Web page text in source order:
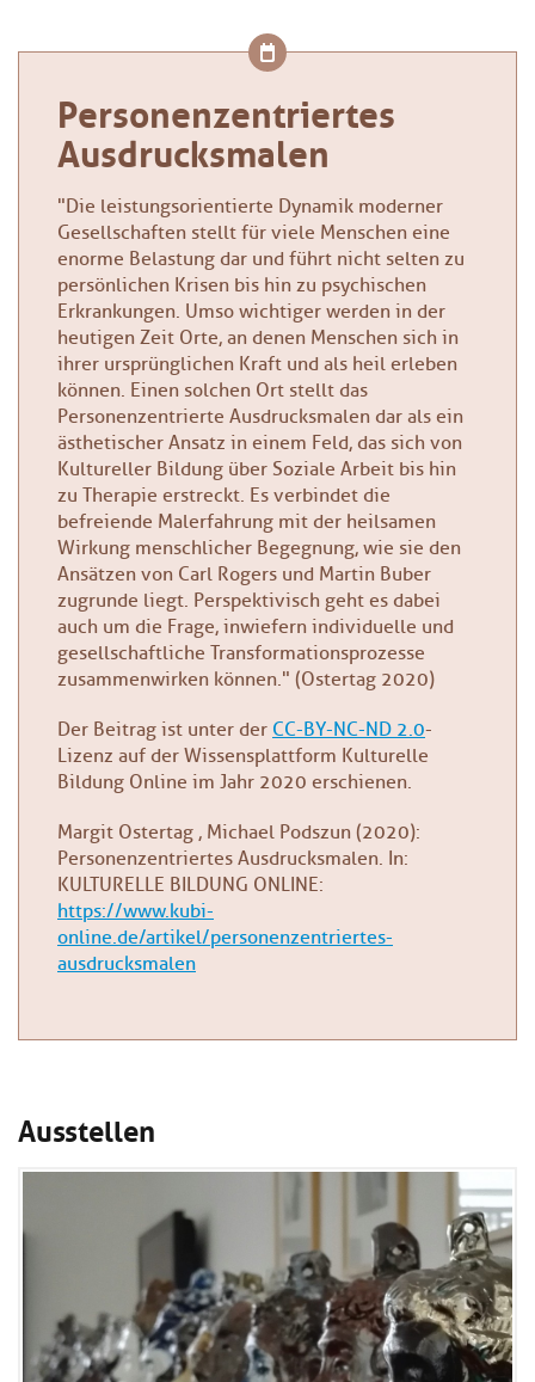
Personenzentriertes
Ausdrucksmalen
"Die leistungsorientierte Dynamik moderner
Gesellschaften stellt für viele Menschen eine
enorme Belastung dar und führt nicht selten zu
persönlichen Krisen bis hin zu psychischen
Erkrankungen. Umso wichtiger werden in der
heutigen Zeit Orte, an denen Menschen sich in
ihrer ursprünglichen Kraft und als heil erleben
können. Einen solchen Ort stellt das
Personenzentrierte Ausdrucksmalen dar als ein
ästhetischer Ansatz in einem Feld, das sich von
Kultureller Bildung über Soziale Arbeit bis hin
zu Therapie erstreckt. Es verbindet die
befreiende Malerfahrung mit der heilsamen
Wirkung menschlicher Begegnung, wie sie den
Ansätzen von Carl Rogers und Martin Buber
zugrunde liegt. Perspektivisch geht es dabei
auch um die Frage, inwiefern individuelle und
gesellschaftliche Transformationsprozesse
zusammenwirken können." (Ostertag 2020)
Der Beitrag ist unter der CC-BY-NC-ND 2.0-
Lizenz auf der Wissensplattform Kulturelle
Bildung Online im Jahr 2020 erschienen.
Margit Ostertag , Michael Podszun (2020):
Personenzentriertes Ausdrucksmalen. In:
KULTURELLE BILDUNG ONLINE:
https://www.kubi-
online.de/artikel/personenzentriertes-
ausdrucksmalen
Ausstellen